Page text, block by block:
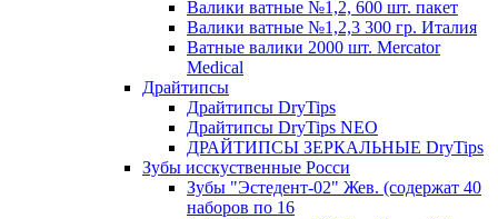
Валики ватные №1,2, 600 шт. пакет
Валики ватные №1,2,3 300 гр. Италия
Ватные валики 2000 шт. Mercator
Medical
Драйтипсы
Драйтипсы DryTips
Драйтипсы DryTips NEO
ДРАЙТИПСЫ ЗЕРКАЛЬНЫЕ DryTips
Зубы исскуственные Росси
Зубы "Эстедент-02" Жев. (содержат 40
наборов по 16